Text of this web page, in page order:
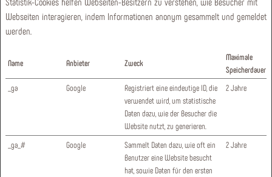
Webseiten interagieren, indem Informationen anonym gesammelt und gemeldet
werden.
Name Anbieter Zweck
Maximale
Speicherdauer
_ga
Google
Registriert eine eindeutige ID, die
verwendet wird, um statistische
Daten dazu, wie der Besucher die
Website nutzt, zu generieren.
2 Jahre
_ga_# Google
Sammelt Daten dazu, wie oft ein
Benutzer eine Website besucht
hat, sowie Daten für den ersten
2 Jahre